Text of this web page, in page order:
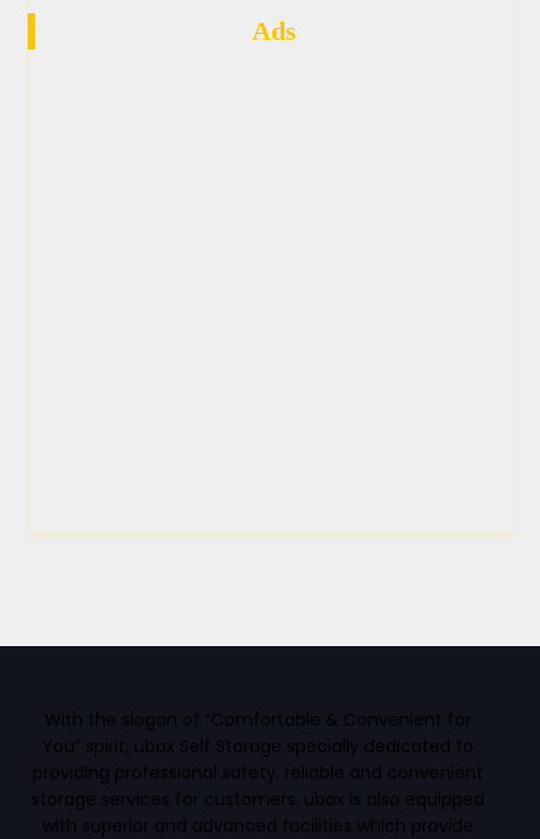
Ads
With the slogan of “Comfortable & Convenient for
You” spirit, ubox Self Storage specially dedicated to
providing professional safety, reliable and convenient
storage services for customers. ubox is also equipped
with superior and advanced facilities which provide